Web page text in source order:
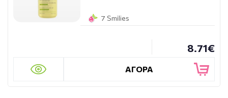
7 Smilies
8.71€
ΑΓΟΡΑ